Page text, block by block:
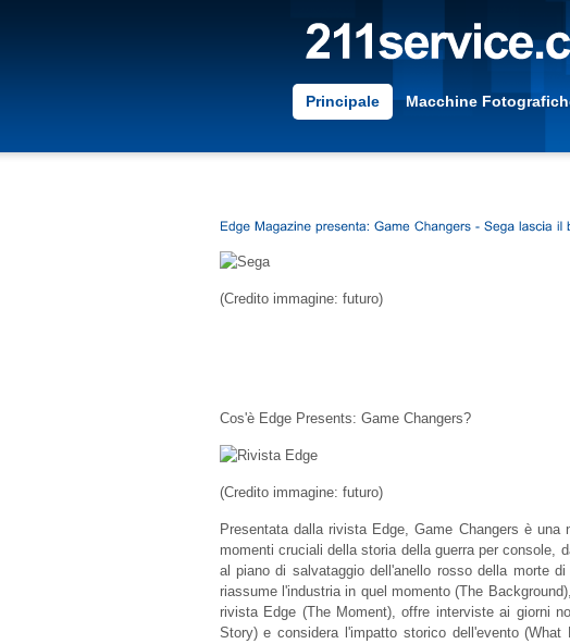
Principale Macchine
(Credito immagine: futuro)
Cos'è Edge Presents: Game Changers?
(Credito immagine: futuro)
Presentata dalla rivista Edge, Game Changers è una
momenti cruciali della storia della guerra per console,
al piano di salvataggio dell'anello rosso della morte
riassume l'industria in quel momento (The
rivista Edge (The Moment), offre interviste ai giorni
Story) e considera l'impatto storico dell'evento